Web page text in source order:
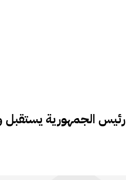
رئيس الجمهورية يستقبل